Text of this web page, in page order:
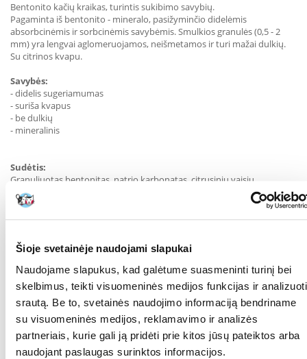
Šioje svetainėje naudojami slapukai
Naudojame slapukus, kad galėtume suasmeninti turinį bei
skelbimus, teikti visuomeninės medijos funkcijas ir analizuoti
srautą. Be to, svetainės naudojimo informaciją bendriname
su visuomeninės medijos, reklamavimo ir analizės
partneriais, kurie gali ją pridėti prie kitos jūsų pateiktos arba
naudojant paslaugas surinktos informacijos.
Bentonito kačių kraikas, turintis sukibimo savybių.
Pagaminta iš bentonito - mineralo, pasižyminčio didelėmis
absorbcinėmis ir sorbcinėmis savybėmis. Smulkios granulės (0,5 - 2
mm) yra lengvai aglomeruojamos, neišmetamos ir turi mažai dulkių.
Su citrinos kvapu.
Savybės:
- didelis sugeriamumas
- suriša kvapus
- be dulkių
- mineralinis
Sudėtis:
Granuliuotas bentonitas, natrio karbonatas, citrusinių vaisių
aromatas.
Į kraiko dėžę supilkite 3-5 cm sluoksnį ir tolygiai paskirstykite jį ant viso
Nešvarumus iš kraiko dėžės ir kraiko gabalėlius reikia pašalinti kasdien.
Norint palaikyti švarą, maždaug po mėnesio naudojimo reikia pašalinti
visą kraiką, kruopščiai išplauti kraiko dėžę ir užpildyti nauju kraiku.